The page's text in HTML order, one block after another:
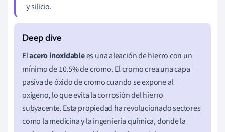
y silicio.
Elacero inoxidablees una aleación de hierro con un
mínimo de 10.5% de cromo. El cromo crea una capa
pasiva de óxido de cromo cuando se expone al
oxígeno, lo que evita la corrosión del hierro
subyacente. Esta propiedad ha revolucionado sectores
como la medicina y la ingeniería química, donde la